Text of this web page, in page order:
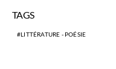
TAGS
LITTÉRATURE - POÉSIE